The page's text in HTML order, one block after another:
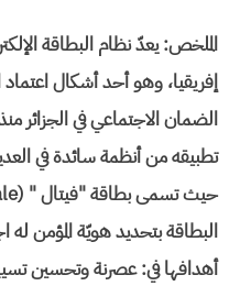
الملخص: يعدّ نظام البطاقة
إفريقيا، وهو أحد أشكال اعتماد
تطبيقه من أنظمة سائدة في
البطاقة بتحديد هويّة المؤمن
أهدافها في: عصرنة وتحسين